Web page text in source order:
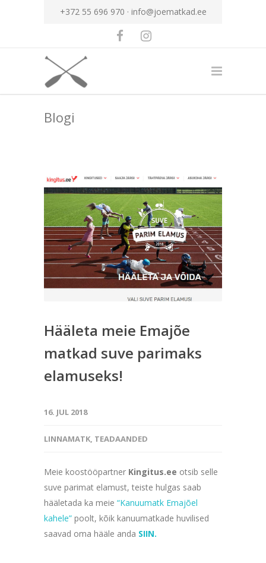
+372 55 696 970 · info@joematkad.ee
Blogi
Hääleta meie Emajõe
matkad suve parimaks
elamuseks!
16. JUL 2018
LINNAMATK, TEADAANDED
Meie koostööpartner Kingitus.ee otsib selle
suve parimat elamust, teiste hulgas saab
hääletada ka meie “Kanuumatk Emajõel
kahele” poolt, kõik kanuumatkade huvilised
saavad oma hääle anda SIIN.